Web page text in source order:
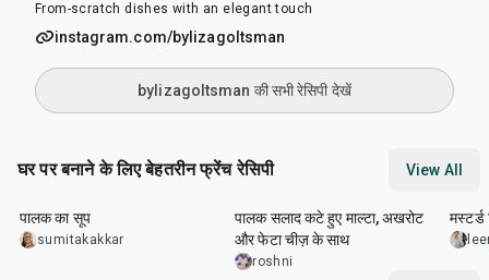
From-scratch dishes with an elegant touch
instagram.com/bylizagoltsman
bylizagoltsman की सभी रेसिपी देखें
घर पर बनाने के लिए बेहतरीन फ्रेंच रेसिपी View All
min
पालक का सूप
sumitakakkar
30
पालक सलाद कटे हुए माल्टा, अखरोट
और फेटा चीज़ के साथ
roshni